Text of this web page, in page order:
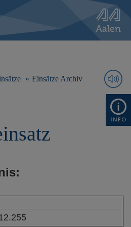
Einsätze Archiv